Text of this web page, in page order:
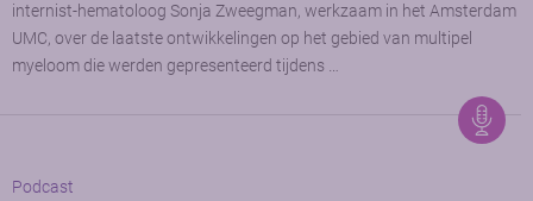
internist-hematoloog Sonja Zweegman, werkzaam in het Amsterdam
UMC, over de laatste ontwikkelingen op het gebied van multipel
myeloom die werden gepresenteerd tijdens …
Podcast